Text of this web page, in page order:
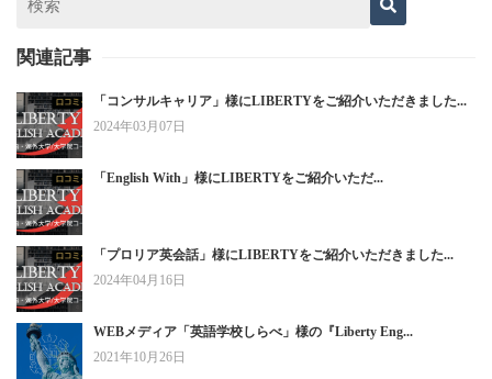
関連記事
「コンサルキャリア」様にLIBERTYをご紹介いただきました...
2024年03月07日
「English With」様にLIBERTYをご紹介いただ...
「プロリア英会話」様にLIBERTYをご紹介いただきました...
2024年04月16日
WEBメディア「英語学校しらべ」様の『Liberty Eng...
2021年10月26日